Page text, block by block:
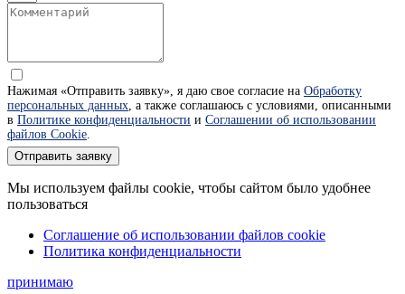
Нажимая «Отправить заявку», я даю свое согласие на Обработку
персональных данных , а также соглашаюсь с условиями, описанными
в Политике конфиденциальности и Соглашении об использовании
файлов Cookie
Отправить заявку
Мы используем файлы cookie, чтобы сайтом было удобнее
пользоваться
Соглашение об использовании файлов cookie
Политика конфиденциальности
принимаю